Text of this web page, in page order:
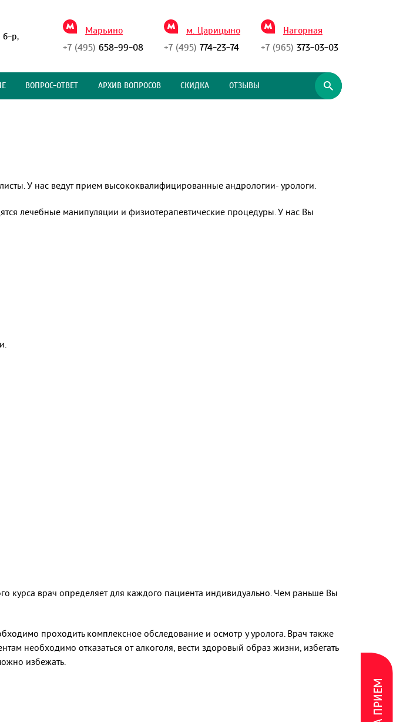
б-р,
Марьино
+7 (495) 658-99-08
м. Царицыно
+7 (495) 774-23-74
Нагорная
+7 (965) 373-03-03
ВОПРОС-ОТВЕТ АРХИВ ВОПРОСОВ СКИДКА ОТЗЫВЫ
У нас ведут прием высококвалифицированные андрологии- урологи.
лечебные манипуляции и физиотерапевтические процедуры. У нас Вы
курса врач определяет для каждого пациента индивидуально. Чем раньше Вы
проходить комплексное обследование и осмотр у уролога. Врач также
необходимо отказаться от алкоголя, вести здоровый образ жизни, избегать
избежать.